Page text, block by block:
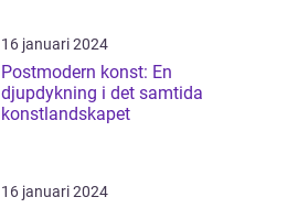
16 januari 2024
Postmodern konst: En
djupdykning i det samtida
konstlandskapet
16 januari 2024